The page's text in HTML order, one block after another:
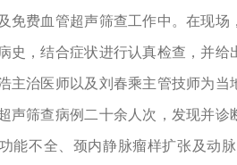
免费血管超声筛查工作中。在现
史，结合症状进行认真检查，并
主治医师以及刘春乘主管技师为
声筛查病例二十余人次，发现并
能不全、颈内静脉瘤样扩张及动